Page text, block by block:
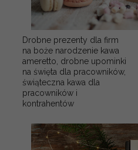
Drobne prezenty dla firm
na boże narodzenie kawa
ameretto, drobne upominki
na święta dla pracowników,
świąteczna kawa dla
pracowników i
kontrahentów